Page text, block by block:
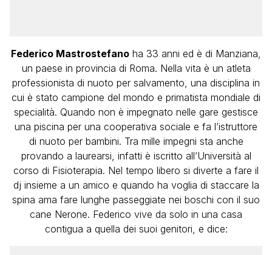
Federico Mastrostefano ha 33 anni ed è di Manziana,
un paese in provincia di Roma. Nella vita è un atleta
professionista di nuoto per salvamento, una disciplina in
cui è stato campione del mondo e primatista mondiale di
specialità. Quando non è impegnato nelle gare gestisce
una piscina per una cooperativa sociale e fa l’istruttore
di nuoto per bambini. Tra mille impegni sta anche
provando a laurearsi, infatti è iscritto all’Università al
corso di Fisioterapia. Nel tempo libero si diverte a fare il
dj insieme a un amico e quando ha voglia di staccare la
spina ama fare lunghe passeggiate nei boschi con il suo
cane Nerone. Federico vive da solo in una casa
contigua a quella dei suoi genitori, e dice: